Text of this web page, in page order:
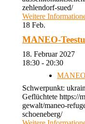
zehlendorf-sued/
Weitere
18 Feb.
MANEO-
18. Februar 2027
18:30 - 20:30
Schwerpunkt:
Geflüchtete https://
gewalt/maneo-
schoeneberg/